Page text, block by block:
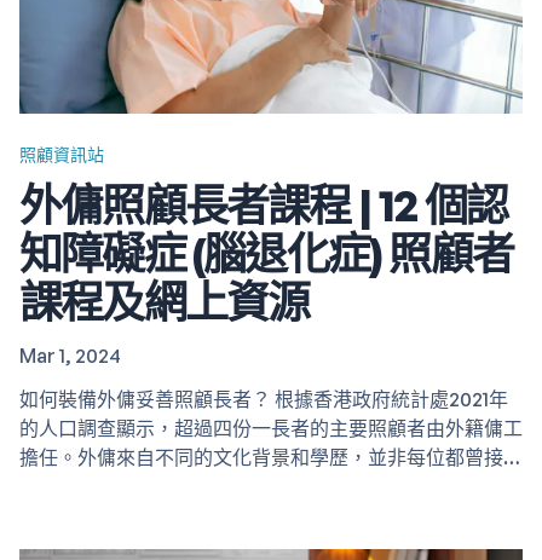
照顧資訊站
外傭照顧長者課程 | 12 個認
知障礙症 (腦退化症) 照顧者
課程及網上資源
Mar 1, 2024
如何裝備外傭妥善照顧長者？ 根據香港政府統計處2021年
的人口調查顯示，超過四份一長者的主要照顧者由外籍傭工
擔任。外傭來自不同的文化背景和學歷，並非每位都曾接受
能更掌握日常照顧的技巧，增進對腦退化症的認識，為長者